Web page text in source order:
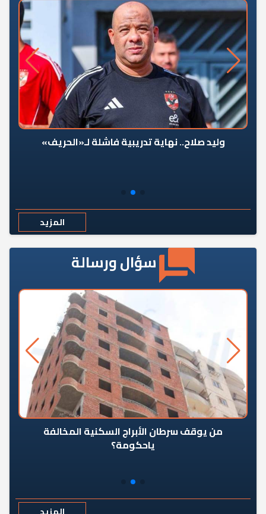
وليد صلاح.. نهاية تدريبية فاشلة لـ«الحريف»
المزيد
سؤال ورسالة
من يوقف سرطان الأبراج السكنية المخالفة
ياحكومة؟